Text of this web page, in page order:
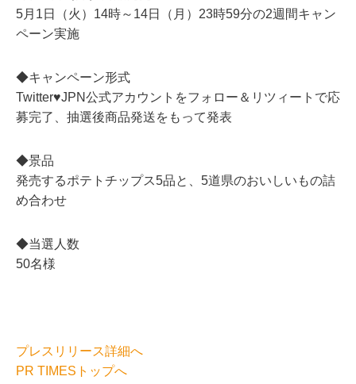
5月1日（火）14時～14日（月）23時59分の2週間キャン
ペーン実施
◆キャンペーン形式
Twitter♥JPN公式アカウントをフォロー＆リツィートで応
募完了、抽選後商品発送をもって発表
◆景品
発売するポテトチップス5品と、5道県のおいしいもの詰
め合わせ
◆当選人数
50名様
プレスリリース詳細へ
PR TIMESトップへ